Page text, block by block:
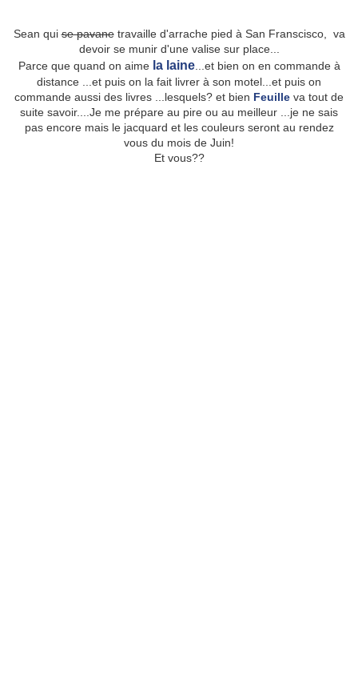
Sean quise pavanetravaille d'arrache pied à San Franscisco, va
devoir se munir d'une valise sur place...
Parce que quand on aime la laine...et bien on en commande à
distance ...et puis on la fait livrer à son motel...et puis on
commande aussi des livres ...lesquels? et bien Feuille va tout de
suite savoir....Je me prépare au pire ou au meilleur ...je ne sais
pas encore mais le jacquard et les couleurs seront au rendez
vous du mois de Juin!
Et vous??